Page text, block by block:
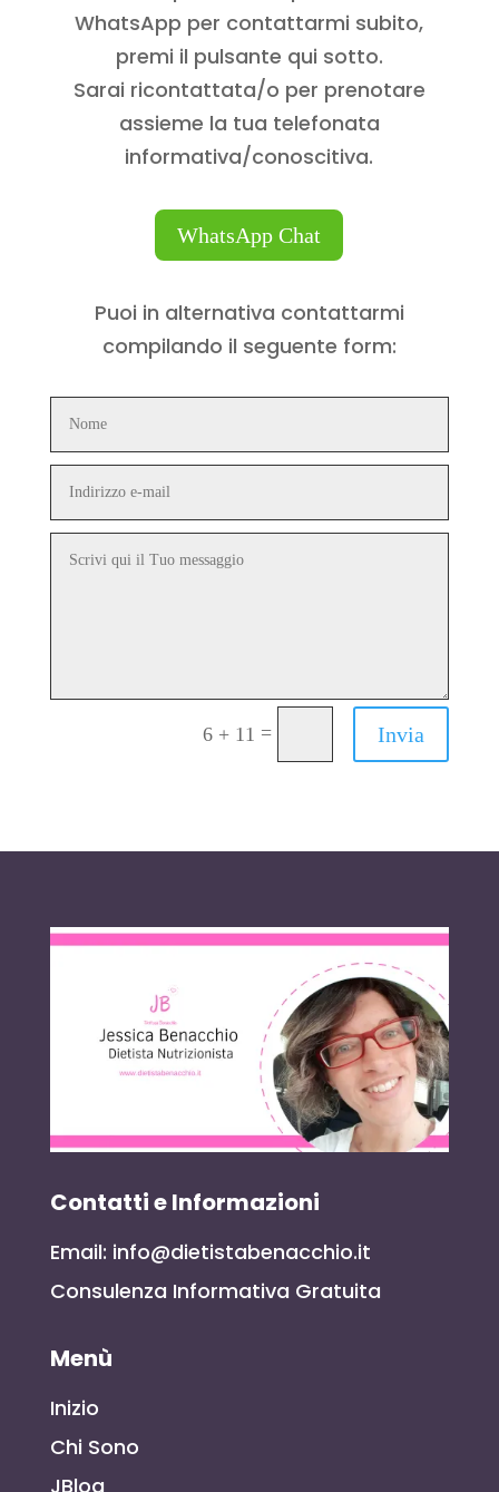
WhatsApp per contattarmi subito,
premi il pulsante qui sotto.
Sarai ricontattata/o per prenotare
assieme la tua telefonata
informativa/conoscitiva.
WhatsApp Chat
Puoi in alternativa contattarmi
compilando il seguente form:
6 + 11 = Invia
Contatti e Informazioni
Email: info@dietistabenacchio.it
Consulenza Informativa Gratuita
Menù
Inizio
Chi Sono
JBlog